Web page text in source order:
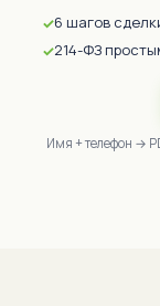
6 шагов
214-ФЗ
Имя + телефон →